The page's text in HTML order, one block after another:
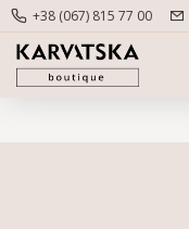
+38 (067) 815 77 00